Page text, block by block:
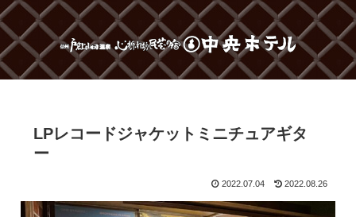
LPレコードジャケットミニチュアギタ
ー
2022.07.04 2022.08.26